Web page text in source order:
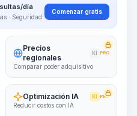
día
· Seguridad
Comenzar gratis
Precios
regionales
KI PRO
Comparar poder adquisitivo
Optimización IA KI PRO
Reducir costos con IA